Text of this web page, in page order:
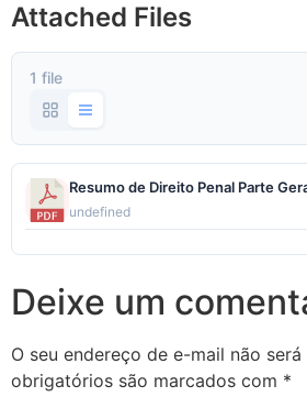
Attached Files
1 file
Resumo de Direito Penal Parte
undefined
Deixe um
O seu endereço de e-mail não
obrigatórios são marcados com *